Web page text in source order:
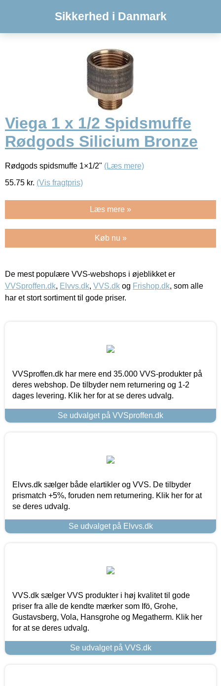
Sikkerhed i Danmark
Viega 1 x 1/2 Spidsmuffe
Rødgods Silicium Bronze
Rødgods spidsmuffe 1×1/2" (Læs mere)
55.75 kr. (Vis fragtpris)
Læs mere »
Køb nu »
De mest populære VVS-webshops i øjeblikket er
VVSproffen.dk, Elvvs.dk, VVS.dk og Frishop.dk, som alle
har et stort sortiment til gode priser.
VVSproffen.dk har mere end 35.000 VVS-produkter på
deres webshop. De tilbyder nem returnering og 1-2
dages levering. Klik her for at se deres udvalg.
Se udvalget på VVSproffen.dk
Elvvs.dk sælger både elartikler og VVS. De tilbyder
prismatch +5%, foruden nem returnering. Klik her for at
se deres udvalg.
Se udvalget på Elvvs.dk
VVS.dk sælger VVS produkter i høj kvalitet til gode
priser fra alle de kendte mærker som Ifö, Grohe,
Gustavsberg, Vola, Hansgrohe og Megatherm. Klik her
for at se deres udvalg.
Se udvalget på VVS.dk